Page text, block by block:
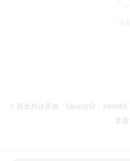
全
© 西里外送茶賴：GleezyID：
查